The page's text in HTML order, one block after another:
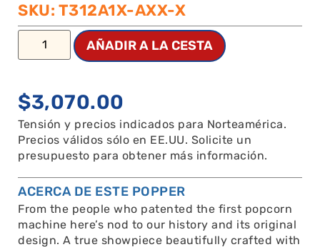
SKU: T312A1X-AXX-X
AÑADIR A LA CESTA
$3,070.00
Tensión y precios indicados para Norteamérica.
Precios válidos sólo en EE.UU. Solicite un
presupuesto para obtener más información.
ACERCA DE ESTE POPPER
From the people who patented the first popcorn
machine here’s nod to our history and its original
design. A true showpiece beautifully crafted with